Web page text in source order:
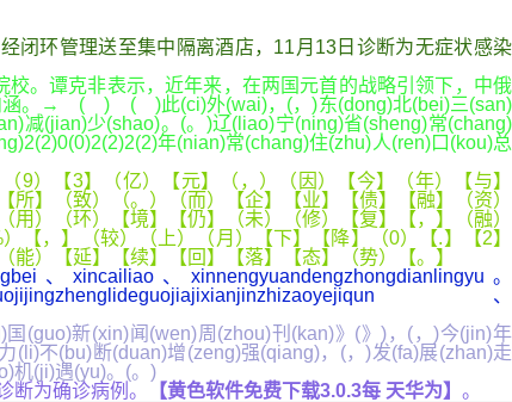
环管理送至集中隔离酒店，11月13日诊断为无症状感染
。谭克非表示，近年来，在两国元首的战略引领下，中俄
内涵。→ ( ) ( )此(ci)外(wai)，(，)东(dong)北(bei)三(san)
减(jian)少(shao)。(。)辽(liao)宁(ning)省(sheng)常(chang)
年(nian)常(chang)住(zhu)人(ren)口(kou)总
）【3】（亿）【元】（，）（因）【今】（年）【与】
】（致）（。）（而）【企】【业】【债】【融】（资）
）（环）【境】【仍】（未）（修）【复】【，】（融）
【，】（较）（上）（月）【下】【降】（0）【.】【2】
）【延】【续】【回】【落】【态】（势）【。】
、xincailiao、xinnengyuandengzhongdianlingyu。
、
新(xin)闻(wen)周(zhou)刊(kan)》(》)，(，)今(jin)年
(li)不(bu)断(duan)增(zeng)强(qiang)，(，)发(fa)展(zhan)走
机(ji)遇(yu)。(。)
为确诊病例。
【黄色软件免费下载3.0.3每 天华为】 。